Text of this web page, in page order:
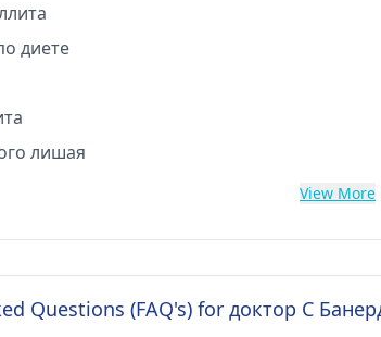
диете
лишая
View More
Questions (FAQ's) for доктор С